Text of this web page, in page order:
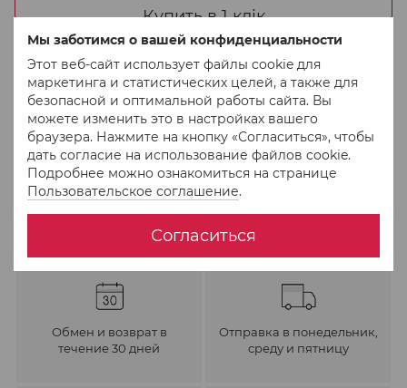
Мы заботимся о вашей конфиденциальности
Этот веб-сайт использует файлы cookie для
маркетинга и статистических целей, а также для
безопасной и оптимальной работы сайта. Вы
можете изменить это в настройках вашего
браузера. Нажмите на кнопку «Согласиться», чтобы
дать согласие на использование файлов cookie.
Подробнее можно ознакомиться на странице
Пользовательское соглашение.
Согласиться
Купить в 1 клік
В избранное К сравнению
Обмен и возврат в
течение 30 дней
Отправка в понедельник,
среду и пятницу